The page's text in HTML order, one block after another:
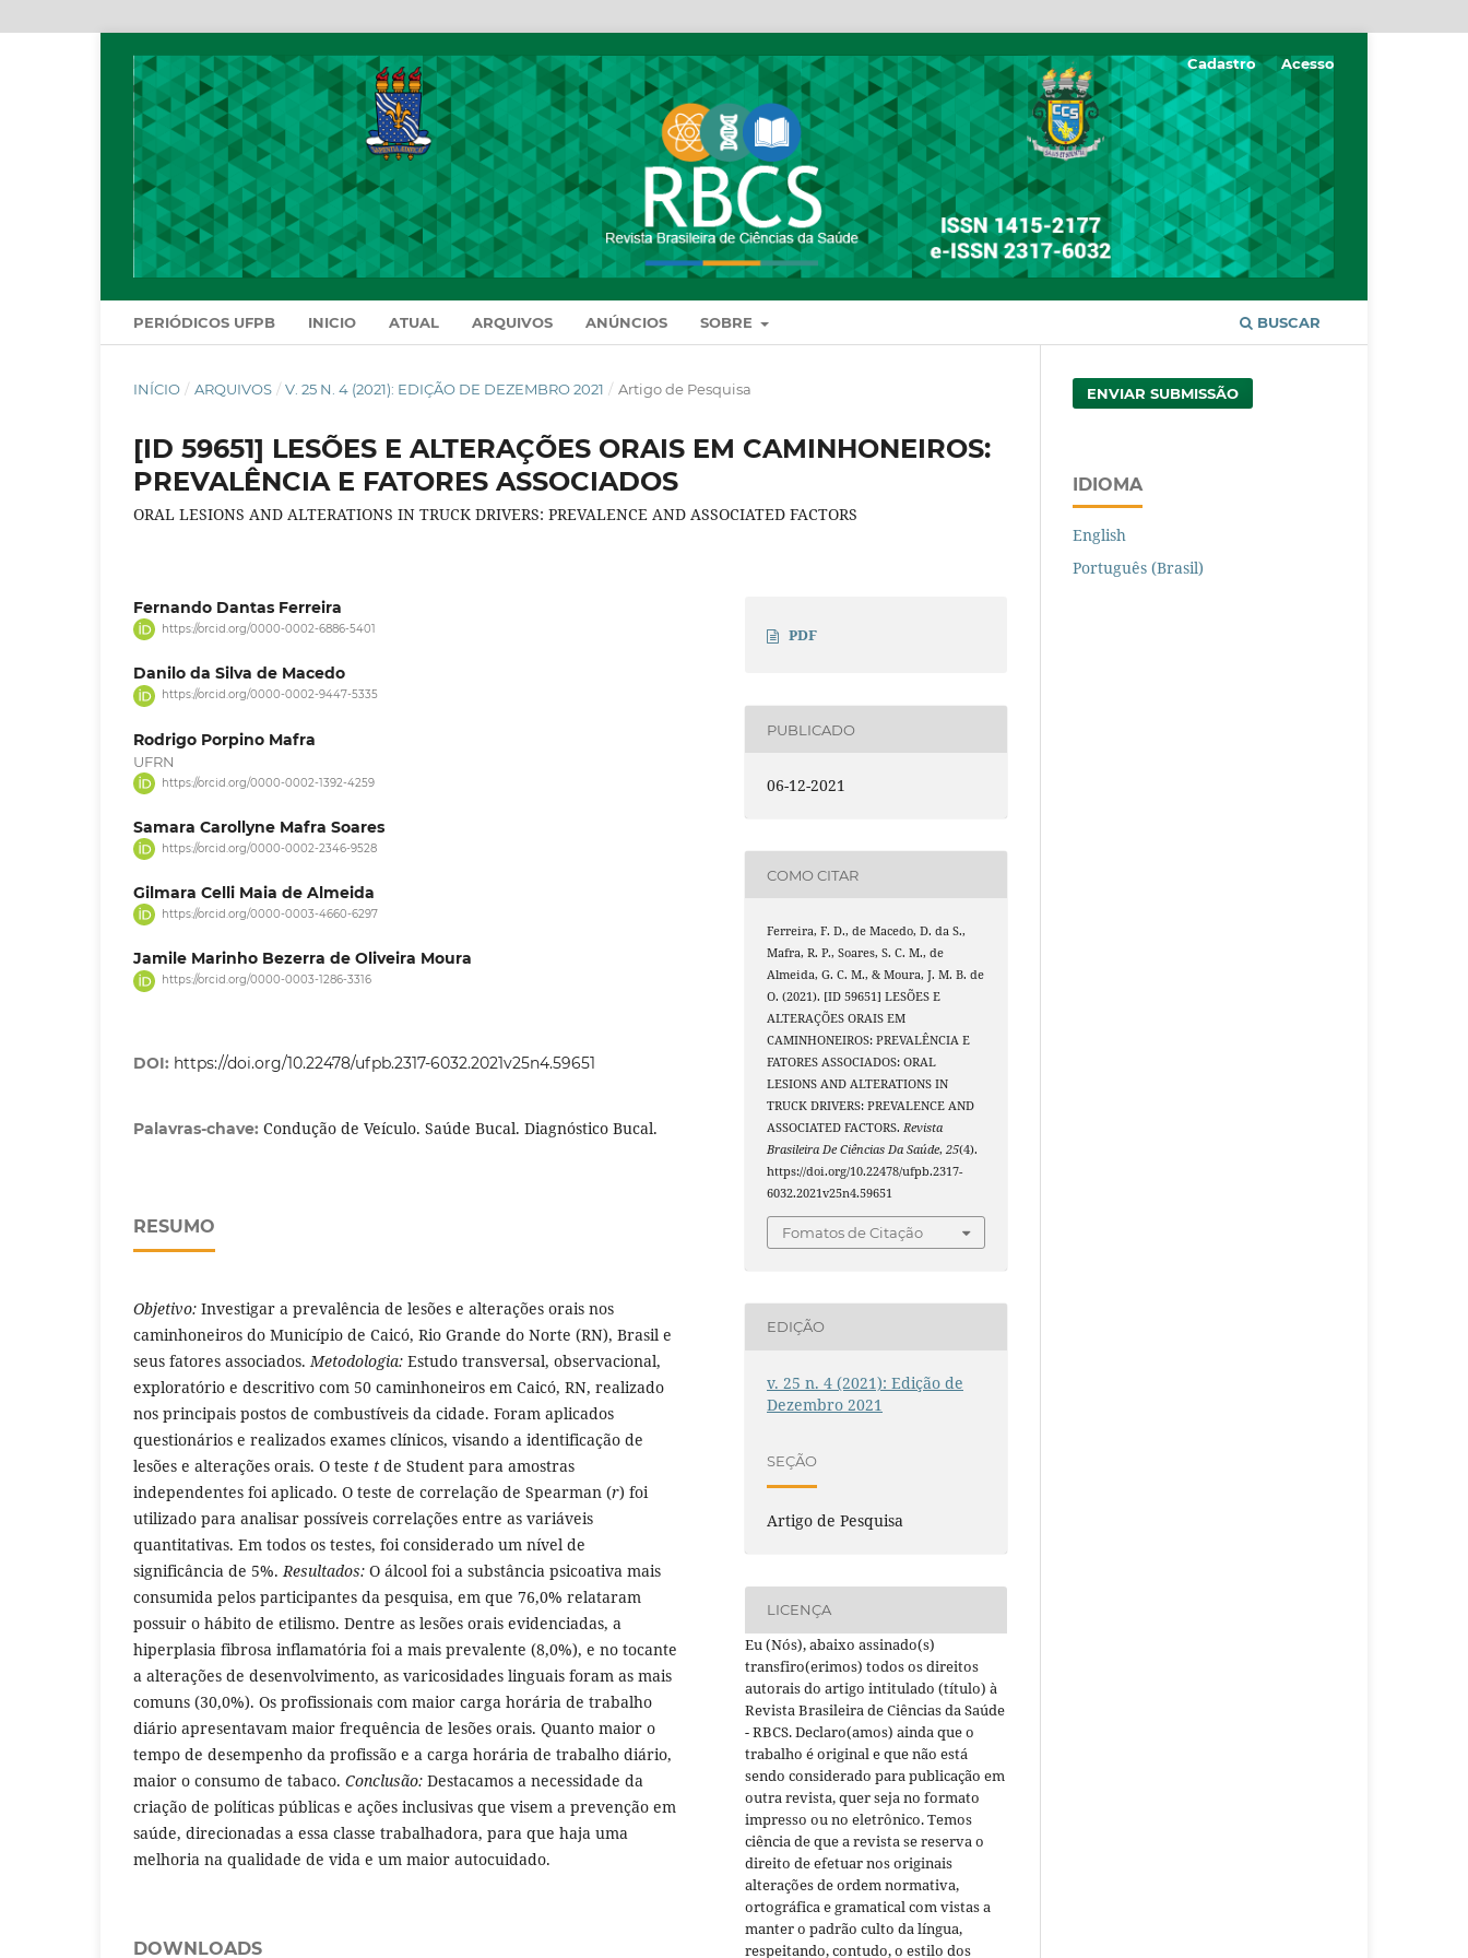
PERIÓDICOS UFPB INICIO ATUAL ARQUIVOS ANÚNCIOS SOBRE BUSCAR
Cadastro Acesso
INÍCIO / ARQUIVOS / V. 25 N. 4 (2021): EDIÇÃO DE DEZEMBRO 2021 / Artigo de Pesquisa
[ID 59651] LESÕES E ALTERAÇÕES ORAIS EM CAMINHONEIROS:
PREVALÊNCIA E FATORES ASSOCIADOS
ORAL LESIONS AND ALTERATIONS IN TRUCK DRIVERS: PREVALENCE AND ASSOCIATED FACTORS
Fernando Dantas Ferreira
https://orcid.org/0000-0002-6886-5401
Danilo da Silva de Macedo
https://orcid.org/0000-0002-9447-5335
Rodrigo Porpino Mafra
UFRN
https://orcid.org/0000-0002-1392-4259
Samara Carollyne Mafra Soares
https://orcid.org/0000-0002-2346-9528
Gilmara Celli Maia de Almeida
https://orcid.org/0000-0003-4660-6297
Jamile Marinho Bezerra de Oliveira Moura
https://orcid.org/0000-0003-1286-3316
DOI: https://doi.org/10.22478/ufpb.2317-6032.2021v25n4.59651
Palavras-chave: Condução de Veículo. Saúde Bucal. Diagnóstico Bucal.
RESUMO
Objetivo: Investigar a prevalência de lesões e alterações orais nos
caminhoneiros do Município de Caicó, Rio Grande do Norte (RN), Brasil e
seus fatores associados. Metodologia: Estudo transversal, observacional,
exploratório e descritivo com 50 caminhoneiros em Caicó, RN, realizado
nos principais postos de combustíveis da cidade. Foram aplicados
questionários e realizados exames clínicos, visando a identificação de
lesões e alterações orais. O teste t de Student para amostras
independentes foi aplicado. O teste de correlação de Spearman (r) foi
utilizado para analisar possíveis correlações entre as variáveis
quantitativas. Em todos os testes, foi considerado um nível de
significância de 5%. Resultados: O álcool foi a substância psicoativa mais
consumida pelos participantes da pesquisa, em que 76,0% relataram
possuir o hábito de etilismo. Dentre as lesões orais evidenciadas, a
hiperplasia fibrosa inflamatória foi a mais prevalente (8,0%), e no tocante
a alterações de desenvolvimento, as varicosidades linguais foram as mais
comuns (30,0%). Os profissionais com maior carga horária de trabalho
diário apresentavam maior frequência de lesões orais. Quanto maior o
tempo de desempenho da profissão e a carga horária de trabalho diário,
maior o consumo de tabaco. Conclusão: Destacamos a necessidade da
criação de políticas públicas e ações inclusivas que visem a prevenção em
saúde, direcionadas a essa classe trabalhadora, para que haja uma
melhoria na qualidade de vida e um maior autocuidado.
DOWNLOADS
PDF
PUBLICADO
06-12-2021
COMO CITAR
Ferreira, F. D., de Macedo, D. da S.,
Mafra, R. P., Soares, S. C. M., de
Almeida, G. C. M., & Moura, J. M. B. de
O. (2021). [ID 59651] LESÕES E
ALTERAÇÕES ORAIS EM
CAMINHONEIROS: PREVALÊNCIA E
FATORES ASSOCIADOS: ORAL
LESIONS AND ALTERATIONS IN
TRUCK DRIVERS: PREVALENCE AND
ASSOCIATED FACTORS.Revista
Brasileira De Ciências Da Saúde,25(4).
https://doi.org/10.22478/ufpb.2317-
6032.2021v25n4.59651
Fomatos de Citação
EDIÇÃO
v. 25 n. 4 (2021): Edição de
Dezembro 2021
SEÇÃO
Artigo de Pesquisa
LICENÇA
Eu (Nós), abaixo assinado(s)
transfiro(erimos) todos os direitos
autorais do artigo intitulado (título) à
Revista Brasileira de Ciências da Saúde
- RBCS. Declaro(amos) ainda que o
trabalho é original e que não está
sendo considerado para publicação em
outra revista, quer seja no formato
impresso ou no eletrônico. Temos
ciência de que a revista se reserva o
direito de efetuar nos originais
alterações de ordem normativa,
ortográfica e gramatical com vistas a
manter o padrão culto da língua,
respeitando, contudo, o estilo dos
ENVIAR SUBMISSÃO
IDIOMA
English
Português (Brasil)